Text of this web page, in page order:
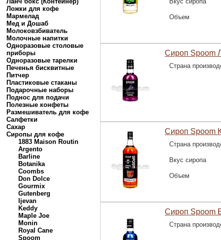
Ложки для кофе
Мармелад
Мед и Дошаб
Молоковзбиватель
Молочные напитки
Одноразовые столовые
приборы
Одноразовые тарелки
Печенья бисквитные
Питчер
Пластиковые стаканы
Подарочные наборы
Поднос для подачи
Полезные конфеты
Размешиватель для кофе
Салфетки
Сахар
Сиропы для кофе
1883 Maison Routin
Argento
Barline
Botanika
Coombs
Don Dolce
Gourmix
Gutenberg
Ijevan
Keddy
Maple Joe
Monin
Royal Cane
Spoom
Объем
Сироп Spoom
Страна
Сироп Spoom
Страна
Вкус сиропа
Объем
Сироп Spoom
Страна